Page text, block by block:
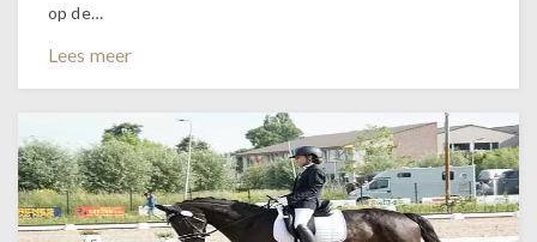
op de…
Lees meer